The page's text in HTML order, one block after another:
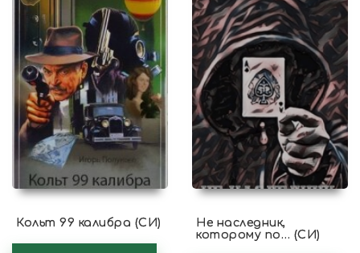
Кольт 99 калибра (СИ)
Не наследник,
которому по… (СИ)